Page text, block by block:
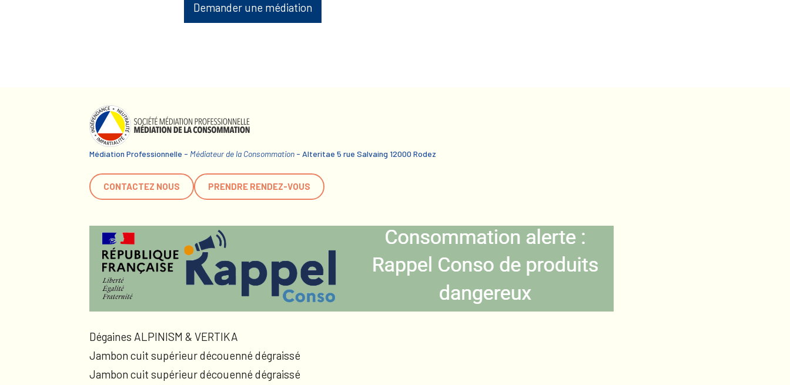
Demander une médiation
Médiation Professionnelle - Médiateur de la Consommation - Alteritae 5 rue Salvaing 12000 Rodez
CONTACTEZ NOUS PRENDRE RENDEZ-VOUS
Dégaines ALPINISM & VERTIKA
Jambon cuit supérieur découenné dégraissé
Jambon cuit supérieur découenné dégraissé